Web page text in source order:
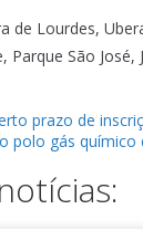
de Lourdes,
São
prazo de
polo gás químico